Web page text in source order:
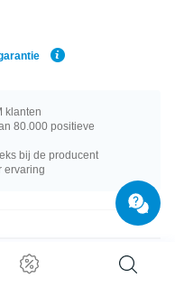
klanten
80.000 positieve
bij de producent
ervaring